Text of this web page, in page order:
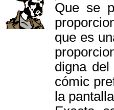
Que se
que es
digna
cómic
la